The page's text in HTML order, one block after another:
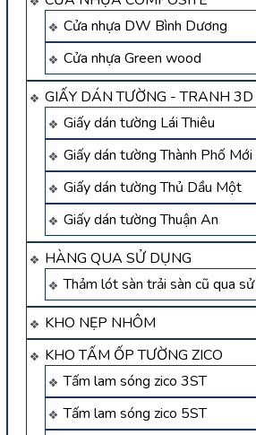
Cửa nhựa DW Bình Dương
Cửa nhựa Green wood
GIẤY DÁN TƯỜNG - TRANH 3D
Giấy dán tường Lái Thiêu
Giấy dán tường Thành Phố Mới
Giấy dán tường Thủ Dầu Một
Giấy dán tường Thuận An
HÀNG QUA SỬ DỤNG
Thảm lót sàn trải sàn cũ qua
KHO NẸP NHÔM
KHO TẤM ỐP TƯỜNG ZICO
Tấm lam sóng zico 3ST
Tấm lam sóng zico 5ST